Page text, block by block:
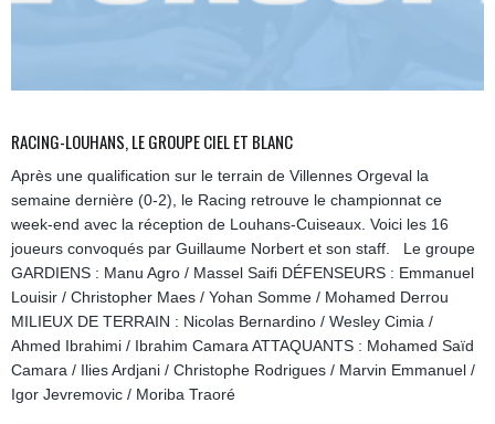
RACING-LOUHANS, LE GROUPE CIEL ET BLANC
Après une qualification sur le terrain de Villennes Orgeval la
semaine dernière (0-2), le Racing retrouve le championnat ce
week-end avec la réception de Louhans-Cuiseaux. Voici les 16
joueurs convoqués par Guillaume Norbert et son staff. Le groupe
GARDIENS : Manu Agro / Massel Saifi DÉFENSEURS : Emmanuel
Louisir / Christopher Maes / Yohan Somme / Mohamed Derrou
MILIEUX DE TERRAIN : Nicolas Bernardino / Wesley Cimia /
Ahmed Ibrahimi / Ibrahim Camara ATTAQUANTS : Mohamed Saïd
Camara / Ilies Ardjani / Christophe Rodrigues / Marvin Emmanuel /
Igor Jevremovic / Moriba Traoré